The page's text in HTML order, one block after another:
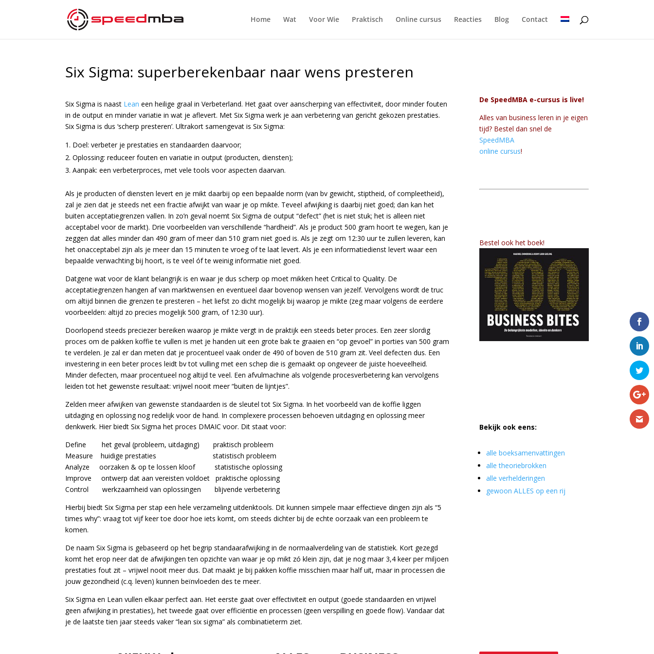
Home Wat Voor Wie Praktisch Online cursus Reacties Blog Contact
Six Sigma: superberekenbaar naar wens presteren
Six Sigma is naast Lean een heilige graal in Verbeterland. Het gaat over aanscherping van effectiviteit, door minder fouten
in de output en minder variatie in wat je aflevert. Met Six Sigma werk je aan verbetering van gericht gekozen prestaties.
Six Sigma is dus ‘scherp presteren’. Ultrakort samengevat is Six Sigma:
Doel: verbeter je prestaties en standaarden daarvoor;
Oplossing: reduceer fouten en variatie in output (producten, diensten);
Aanpak: een verbeterproces, met vele tools voor aspecten daarvan.
Als je producten of diensten levert en je mikt daarbij op een bepaalde norm (van bv gewicht, stiptheid, of compleetheid),
zal je zien dat je steeds net een fractie afwijkt van waar je op mikte. Teveel afwijking is daarbij niet goed; dan kan het
buiten acceptatiegrenzen vallen. In zo’n geval noemt Six Sigma de output “defect” (het is niet stuk; het is alleen niet
acceptabel voor de markt). Drie voorbeelden van verschillende “hardheid”. Als je product 500 gram hoort te wegen, kan je
zeggen dat alles minder dan 490 gram of meer dan 510 gram niet goed is. Als je zegt om 12:30 uur te zullen leveren, kan
het onacceptabel zijn als je meer dan 15 minuten te vroeg of te laat levert. Als je een informatiedienst levert waar een
bepaalde verwachting bij hoort, is te veel óf te weinig informatie niet goed.
Datgene wat voor de klant belangrijk is en waar je dus scherp op moet mikken heet Critical to Quality. De
acceptatiegrenzen hangen af van marktwensen en eventueel daar bovenop wensen van jezelf. Vervolgens wordt de truc
om altijd binnen die grenzen te presteren – het liefst zo dicht mogelijk bij waarop je mikte (zeg maar volgens de eerdere
voorbeelden: altijd zo precies mogelijk 500 gram, of 12:30 uur).
Doorlopend steeds preciezer bereiken waarop je mikte vergt in de praktijk een steeds beter proces. Een zeer slordig
proces om de pakken koffie te vullen is met je handen uit een grote bak te graaien en “op gevoel” in porties van 500 gram
te verdelen. Je zal er dan meten dat je procentueel vaak onder de 490 of boven de 510 gram zit. Veel defecten dus. Een
investering in een beter proces leidt bv tot vulling met een schep die is gemaakt op ongeveer de juiste hoeveelheid.
Minder defecten, maar procentueel nog altijd te veel. Een afvulmachine als volgende procesverbetering kan vervolgens
leiden tot het gewenste resultaat: vrijwel nooit meer “buiten de lijntjes”.
Zelden meer afwijken van gewenste standaarden is de sleutel tot Six Sigma. In het voorbeeld van de koffie liggen
uitdaging en oplossing nog redelijk voor de hand. In complexere processen behoeven uitdaging en oplossing meer
denkwerk. Hier biedt Six Sigma het proces DMAIC voor. Dit staat voor:
Define het geval (probleem, uitdaging) praktisch probleem
Measure huidige prestaties statistisch probleem
Analyze oorzaken & op te lossen kloof statistische oplossing
Improve ontwerp dat aan vereisten voldoet praktische oplossing
Control werkzaamheid van oplossingen blijvende verbetering
Hierbij biedt Six Sigma per stap een hele verzameling uitdenktools. Dit kunnen simpele maar effectieve dingen zijn als “5
times why”: vraag tot vijf keer toe door hoe iets komt, om steeds dichter bij de echte oorzaak van een probleem te
komen.
De naam Six Sigma is gebaseerd op het begrip standaarafwijking in de normaalverdeling van de statistiek. Kort gezegd
komt het erop neer dat de afwijkingen ten opzichte van waar je op mikt zó klein zijn, dat je nog maar 3,4 keer per miljoen
prestaties fout zit – vrijwel nooit meer dus. Dat maakt je bij pakken koffie misschien maar half uit, maar in processen die
jouw gezondheid (c.q. leven) kunnen beïnvloeden des te meer.
Six Sigma en Lean vullen elkaar perfect aan. Het eerste gaat over effectiviteit en output (goede standaarden en vrijwel
geen afwijking in prestaties), het tweede gaat over efficiëntie en processen (geen verspilling en goede flow). Vandaar dat
je de laatste tien jaar steeds vaker “lean six sigma” als combinatieterm ziet.
De SpeedMBA e-cursus is live!
Alles van business leren in je eigen
tijd? Bestel dan snel de
SpeedMBA
online cursus!
Bestel ook het boek!
Bekijk ook eens:
alle boeksamenvattingen
alle theoriebrokken
alle verhelderingen
gewoon ALLES op een rij